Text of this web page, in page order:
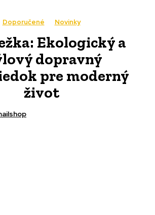
Doporučené Novinky
Ekologický a
dopravný
pre moderný
život